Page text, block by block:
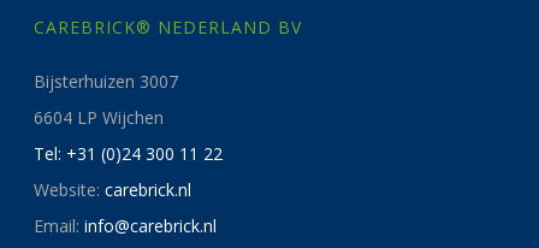
CAREBRICK® NEDERLAND BV
Bijsterhuizen 3007
6604 LP Wijchen
Tel: +31 (0)24 300 11 22
Website:carebrick.nl
Email:info@carebrick.nl